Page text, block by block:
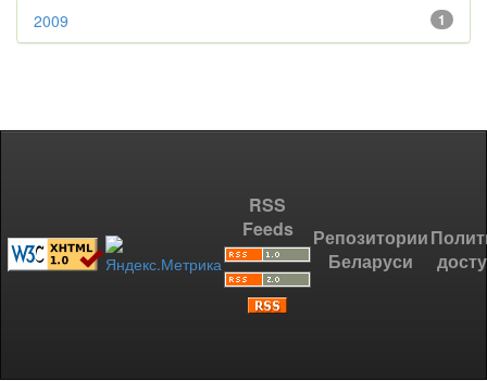
1
2009
RSS
Feeds
Репозитории
Беларуси